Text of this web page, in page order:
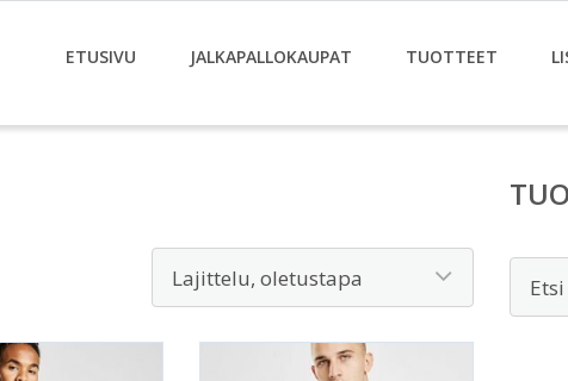
ETUSIVU JALKAPALLOKAUPAT TUOTTEET